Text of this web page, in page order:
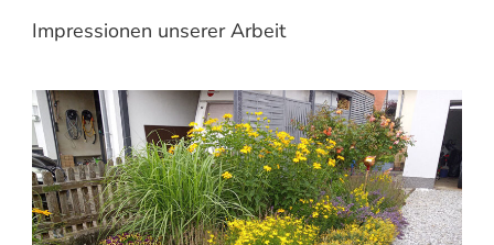
Impressionen unserer Arbeit